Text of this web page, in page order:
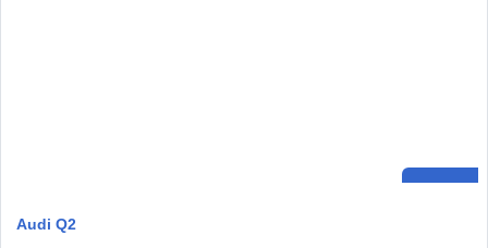
Audi Q2